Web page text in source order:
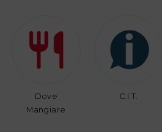
Dove
Mangiare
C.I.T.